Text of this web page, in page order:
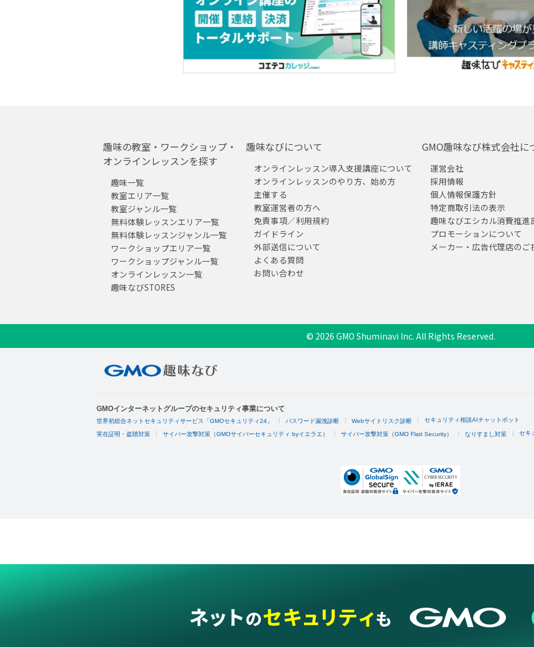
趣味の教室・ワークショップ・
オンラインレッスンを探す
趣味一覧
教室エリア一覧
教室ジャンル一覧
無料体験レッスンエリア一覧
無料体験レッスンジャンル一覧
ワークショップエリア一覧
ワークショップジャンル一覧
オンラインレッスン一覧
趣味なびSTORES
趣味なびについて
オンラインレッスン導入支援講座について
オンラインレッスンのやり方、始め方
主催する
教室運営者の方へ
免責事項／利用規約
ガイドライン
外部送信について
よくある質問
お問い合わせ
GMO趣味なび株式会社に
運営会社
採用情報
個人情報保護方針
特定商取引法の表示
趣味なびエシカル消費推進
プロモーションについて
メーカー・広告代理店のご
© 2026 GMO Shuminavi Inc. All Rights Reserved.